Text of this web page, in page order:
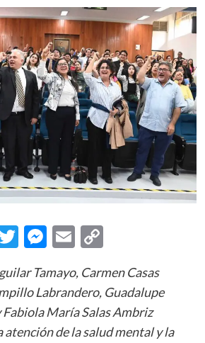
Twitter
Messenger
EmailCopy
Tamayo, Carmen Casas
Labrandero, Guadalupe
María Salas Ambriz
atención de la salud mental y la